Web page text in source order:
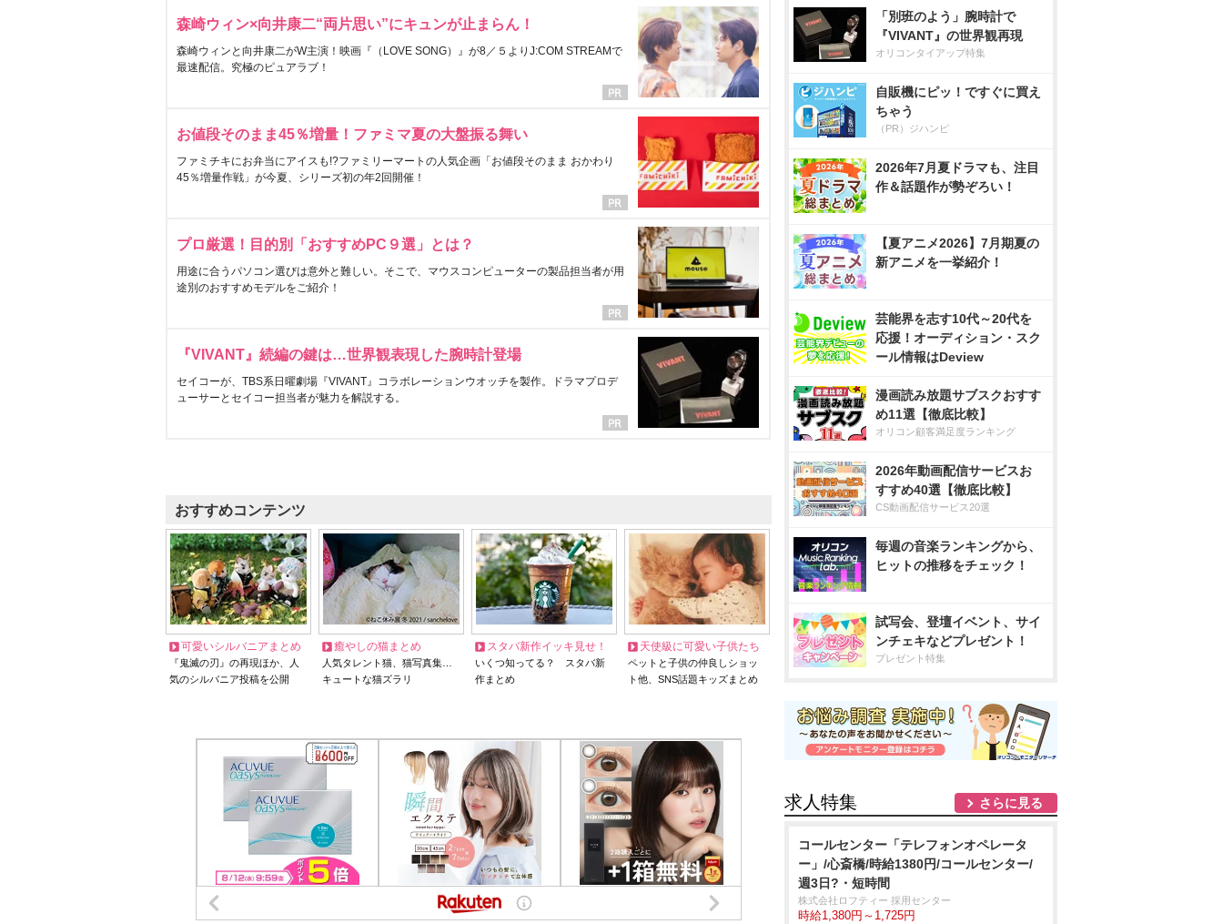
森崎ウィン×向井康二“両片思い”にキュンが止まらん！
森崎ウィンと向井康二がW主演！映画『（LOVE SONG）』が8／５よりJ:COM STREAMで
最速配信。究極のピュアラブ！
お値段そのまま45％増量！ファミマ夏の大盤振る舞い
ファミチキにお弁当にアイスも!?ファミリーマートの人気企画「お値段そのまま おかわり
45％増量作戦」が今夏、シリーズ初の年2回開催！
プロ厳選！目的別「おすすめPC９選」とは？
用途に合うパソコン選びは意外と難しい。そこで、マウスコンピューターの製品担当者が用
途別のおすすめモデルをご紹介！
『VIVANT』続編の鍵は…世界観表現した腕時計登場
セイコーが、TBS系日曜劇場『VIVANT』コラボレーションウオッチを製作。ドラマプロデ
ューサーとセイコー担当者が魅力を解説する。
おすすめコンテンツ
可愛いシルバニアまとめ
『鬼滅の刃』の再現ほか、人
気のシルバニア投稿を公開
癒やしの猫まとめ
人気タレント猫、猫写真集…
キュートな猫ズラリ
スタバ新作イッキ見せ！
いくつ知ってる？ スタバ新
作まとめ
天使級に可愛い子供たち
ペットと子供の仲良しショッ
ト他、SNS話題キッズまとめ
「別班のよう」腕時計で
『VIVANT』の世界観再現
オリコンタイアップ特集
自販機にピッ！ですぐに買え
ちゃう
（PR）ジハンピ
2026年7月夏ドラマも、注目
作＆話題作が勢ぞろい！
【夏アニメ2026】7月期夏の
新アニメを一挙紹介！
芸能界を志す10代～20代を
応援！オーディション・スク
ール情報はDeview
漫画読み放題サブスクおすす
め11選【徹底比較】
オリコン顧客満足度ランキング
2026年動画配信サービスお
すすめ40選【徹底比較】
CS動画配信サービス20選
毎週の音楽ランキングから、
ヒットの推移をチェック！
試写会、登壇イベント、サイ
ンチェキなどプレゼント！
プレゼント特集
求人特集 さらに見る
コールセンター「テレフォンオペレータ
ー」/心斎橋/時給1380円/コールセンター/
週3日?・短時間
株式会社ロフティー 採用センター
時給1,380円～1,725円